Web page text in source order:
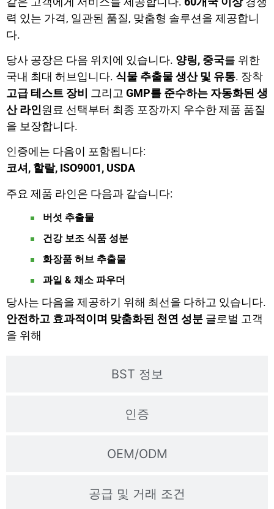
BST 정보
인증
OEM/ODM
공급 및 거래 조건
력 있는 가격, 일관된 품질, 맞춤형 솔루션을 제공합니
다.
당사 공장은 다음 위치에 있습니다. 양링, 중국를 위한
국내 최대 허브입니다. 식물 추출물 생산 및 유통. 장착
고급 테스트 장비
그리고 GMP를 준수하는 자동화된 생
산 라인원료 선택부터 최종 포장까지 우수한 제품 품질
을 보장합니다.
인증에는 다음이 포함됩니다:
코셔, 할랄, ISO9001, USDA
주요 제품 라인은 다음과 같습니다:
버섯 추출물
건강 보조 식품 성분
화장품 허브 추출물
과일 & 채소 파우더
당사는 다음을 제공하기 위해 최선을 다하고 있습니다.
안전하고 효과적이며 맞춤화된 천연 성분 글로벌 고객
을 위해